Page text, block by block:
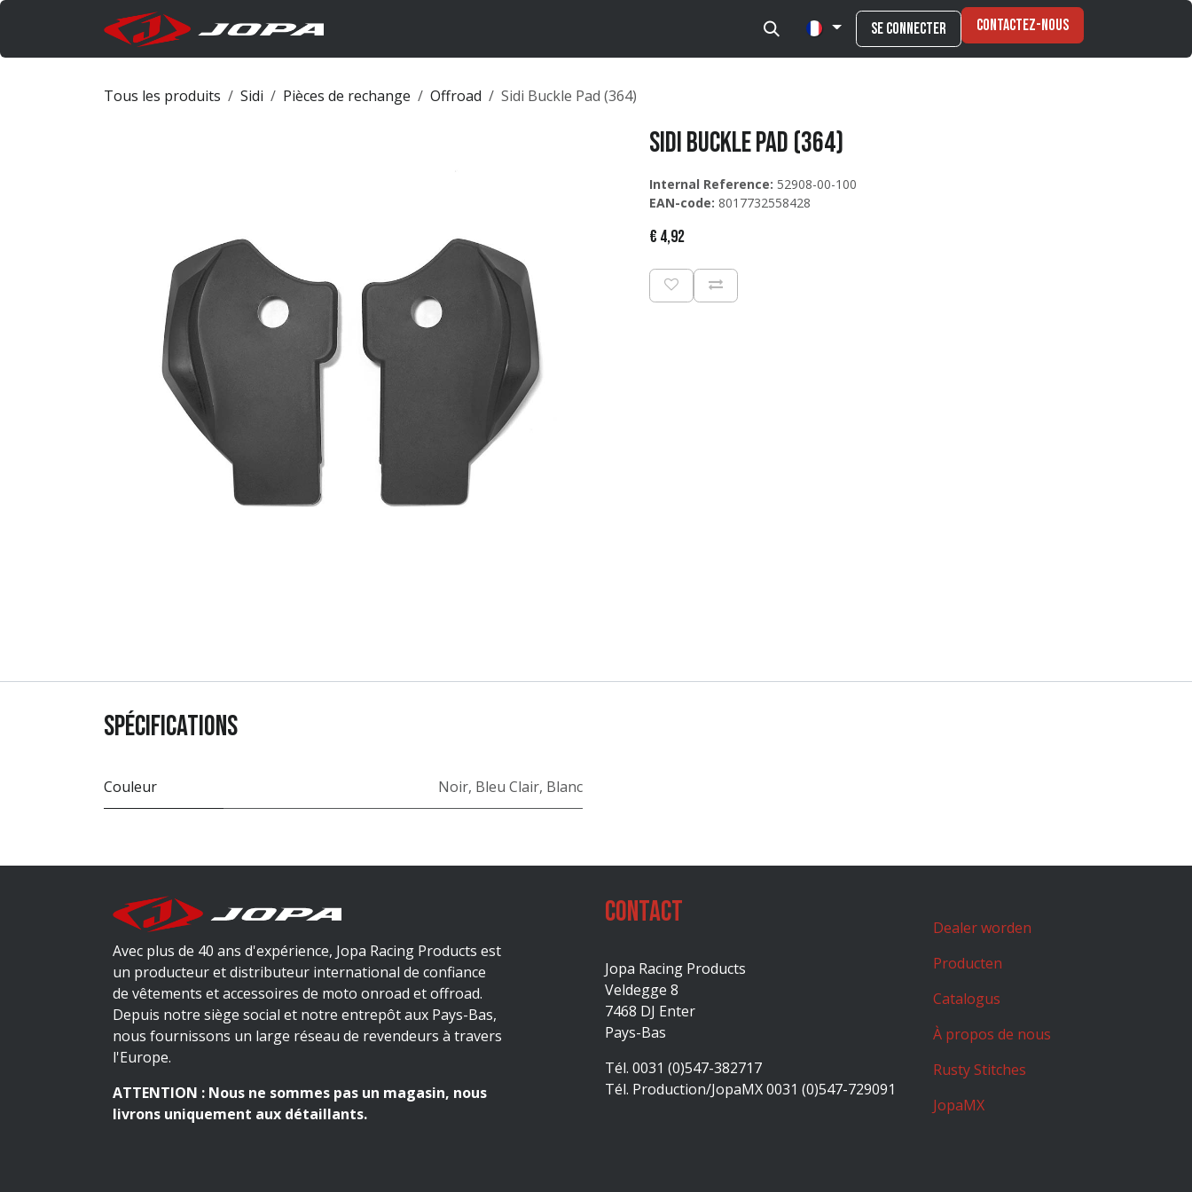
Se rendre au contenu
Se connecter Contactez-nous
Tous les produits Sidi Pièces de rechange Offroad Sidi Buckle Pad (364)
Sidi Buckle Pad (364)
Internal Reference: 52908-00-100
EAN-code: 8017732558428
€ 4,92
Spécifications
Couleur Noir, Bleu Clair, Blanc
Avec plus de 40 ans d'expérience, Jopa Racing Products est
un producteur et distributeur international de confiance
de vêtements et accessoires de moto onroad et offroad.
Depuis notre siège social et notre entrepôt aux Pays-Bas,
nous fournissons un large réseau de revendeurs à travers
l'Europe.
ATTENTION : Nous ne sommes pas un magasin, nous
livrons uniquement aux détaillants.
Contact
Jopa Racing Products
Veldegge 8
7468 DJ Enter
Pays-Bas
Tél. 0031 (0)547-382717
Tél. Production/JopaMX 0031 (0)547-729091
Dealer worden
Producten
Catalogus
À propos de nous
Rusty Stitches
JopaMX